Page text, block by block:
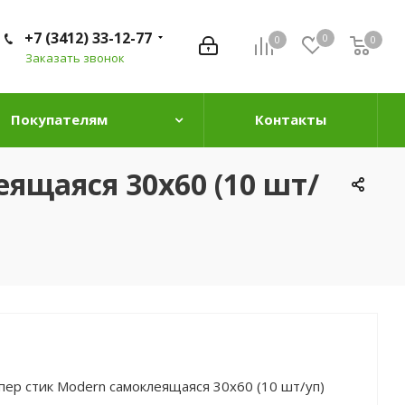
0 0 0
0
+7 (3412) 33-12-77
Заказать звонок
Покупателям Контакты
30х60 (10 шт/
стик Modern самоклеящаяся 30х60 (10 шт/уп)